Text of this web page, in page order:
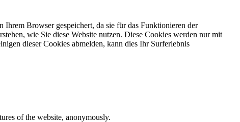
Browser gespeichert, da sie für das Funktionieren der
wie Sie diese Website nutzen. Diese Cookies werden nur mit
dieser Cookies abmelden, kann dies Ihr Surferlebnis
of the website, anonymously.